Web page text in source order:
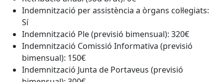
Indemnització per assistència a òrgans col·legiats:
Sí
Indemnització Ple (previsió bimensual): 320€
Indemnització Comissió Informativa (previsió
bimensual): 150€
Indemnització Junta de Portaveus (previsió